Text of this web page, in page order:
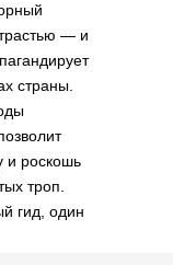
— и
страны.
и роскошь
троп.
гид, один